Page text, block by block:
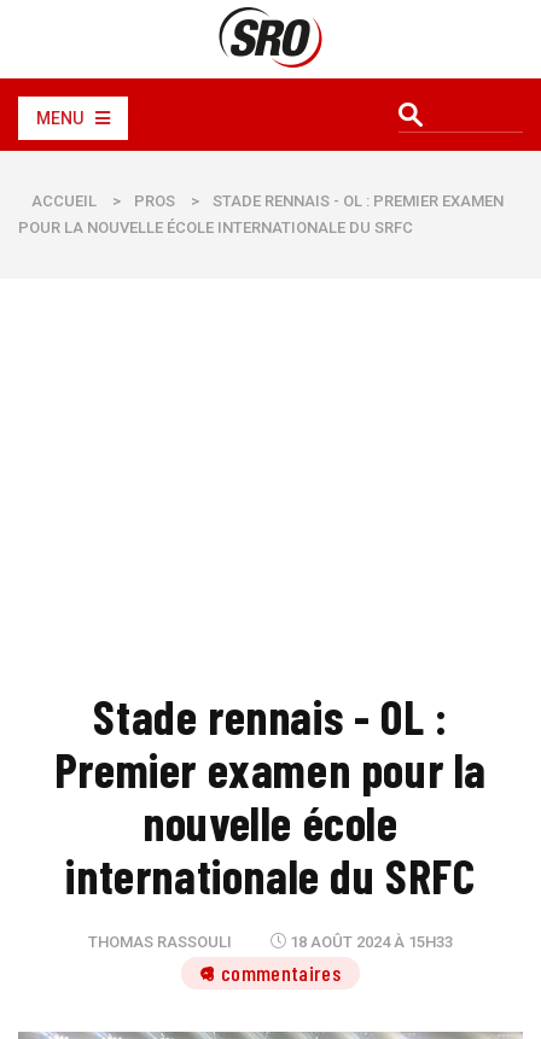
MENU
ACCUEIL > PROS >
STADE RENNAIS - OL : PREMIER EXAMEN
POUR LA NOUVELLE ÉCOLE INTERNATIONALE DU SRFC
Stade rennais - OL :
Premier examen pour la
nouvelle école
internationale du SRFC
THOMAS RASSOULI 18 AOÛT 2024 À 15H33
8 commentaires